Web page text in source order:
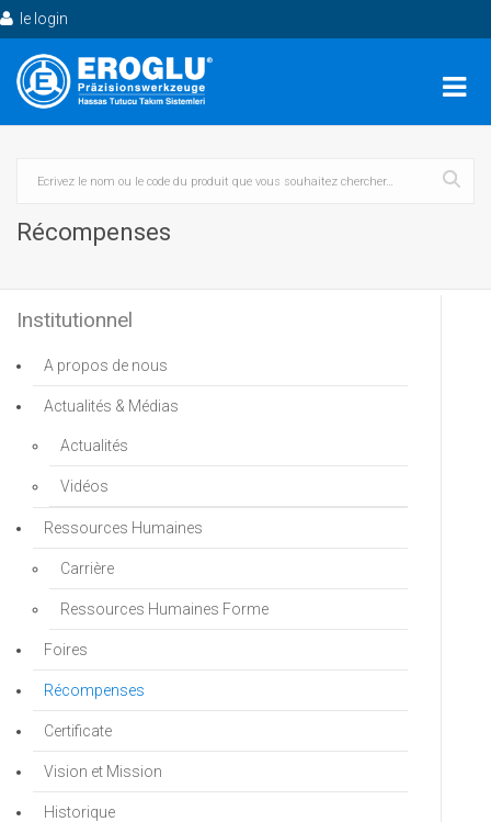
le login
Récompenses
Institutionnel
A propos de nous
Actualités & Médias
Actualités
Vidéos
Ressources Humaines
Carrière
Ressources Humaines Forme
Foires
Récompenses
Certificate
Vision et Mission
Historique